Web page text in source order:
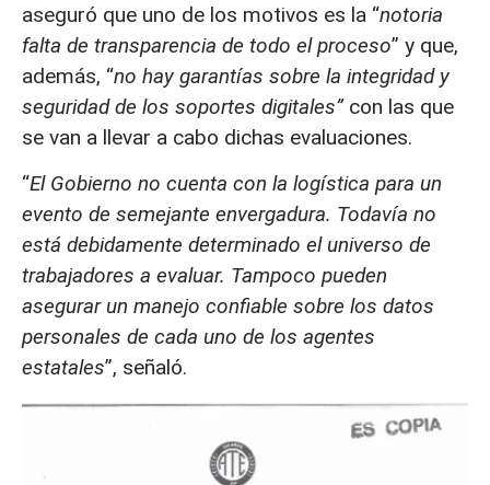
aseguró que uno de los motivos es la “notoria
falta de transparencia de todo el proceso” y que,
además, “no hay garantías sobre la integridad y
seguridad de los soportes digitales”con las que
se van a llevar a cabo dichas evaluaciones.
“El Gobierno no cuenta con la logística para un
evento de semejante envergadura. Todavía no
está debidamente determinado el universo de
trabajadores a evaluar. Tampoco pueden
asegurar un manejo confiable sobre los datos
personales de cada uno de los agentes
estatales”, señaló.